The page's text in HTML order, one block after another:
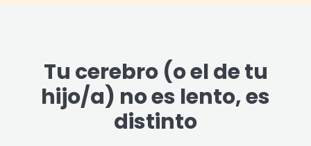
Tu cerebro (o el de tu
hijo/a) no es lento, es
distinto